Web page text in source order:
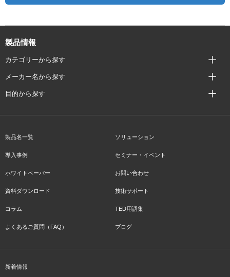
製品情報
カテゴリーから探す
メーカー名から探す
目的から探す
製品名一覧 ソリューション
導入事例 セミナー・イベント
ホワイトペーパー お問い合わせ
資料ダウンロード 技術サポート
コラム TED用語集
よくあるご質問（FAQ） ブログ
新着情報